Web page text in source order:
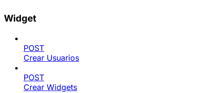
Widget
POST
Crear Usuarios
POST
Crear Widgets